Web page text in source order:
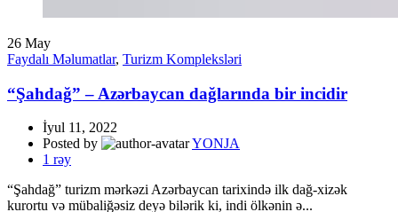
26 May
Faydalı Məlumatlar, Turizm Kompleksləri
“Şahdağ” – Azərbaycan dağlarında bir incidir
İyul 11, 2022
Posted by
YONJA
1 rəy
“Şahdağ” turizm mərkəzi Azərbaycan tarixində ilk dağ-xizək
kurortu və mübaliğəsiz deyə bilərik ki, indi ölkənin ə...